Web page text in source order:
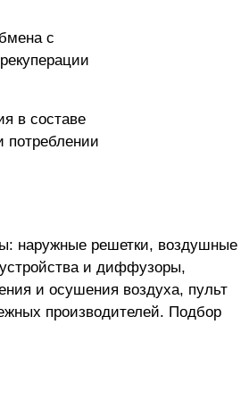
с
в составе
потреблении
наружные решетки, воздушные
и диффузоры,
и осушения воздуха, пульт
производителей. Подбор